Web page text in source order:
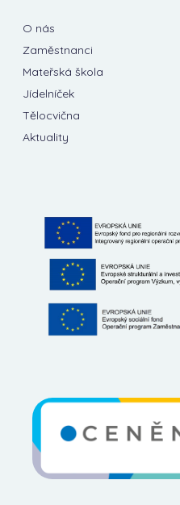
O nás
Zaměstnanci
Mateřská škola
Jídelníček
Tělocvična
Aktuality